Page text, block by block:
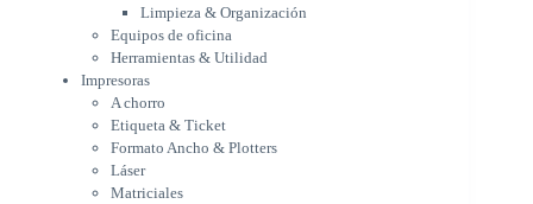
Matriciales
Multifuncional a Tinta
Multifuncional Láser
Tinta Continua
Informática
Accesorios Varios
Adaptadores & Cables
Auriculares
Limpieza & Organización
Equipos de oficina
Herramientas & Utilidad
Impresoras
A chorro
Etiqueta & Ticket
Formato Ancho & Plotters
Láser
Matriciales